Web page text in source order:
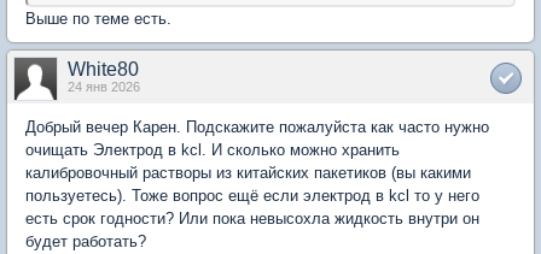
Выше по теме есть.
White80
24 янв 2026
Добрый вечер Карен. Подскажите пожалуйста как часто нужно
очищать Электрод в kcl. И сколько можно хранить
калибровочный растворы из китайских пакетиков (вы какими
пользуетесь). Тоже вопрос ещё если электрод в kcl то у него
есть срок годности? Или пока невысохла жидкость внутри он
будет работать?